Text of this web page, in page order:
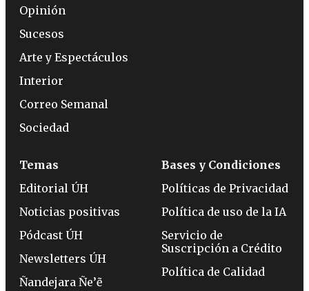
Opinión
Sucesos
Arte y Espectáculos
Interior
Correo Semanal
Sociedad
Temas
Editorial ÚH
Noticias positivas
Pódcast ÚH
Newsletters ÚH
Ñandejara Ñe’ẽ
Bases y Condiciones
Políticas de Privacidad
Política de uso de la IA
Servicio de
Suscripción a Crédito
Política de Calidad